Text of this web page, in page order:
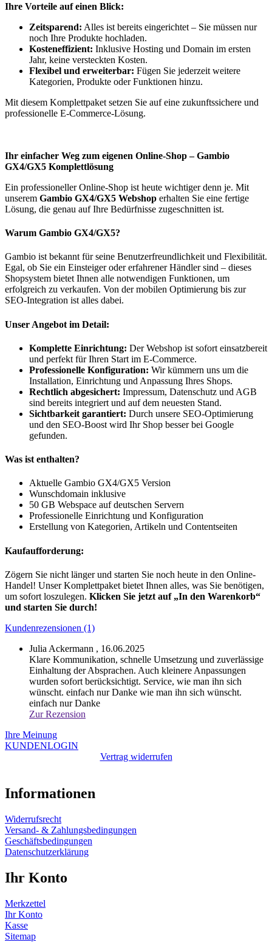
Ihre Vorteile auf einen Blick:
Zeitsparend: Alles ist bereits eingerichtet – Sie müssen nur
noch Ihre Produkte hochladen.
Kosteneffizient: Inklusive Hosting und Domain im ersten
Jahr, keine versteckten Kosten.
Flexibel und erweiterbar: Fügen Sie jederzeit weitere
Kategorien, Produkte oder Funktionen hinzu.
Mit diesem Komplettpaket setzen Sie auf eine zukunftssichere und
professionelle E-Commerce-Lösung.
Ihr einfacher Weg zum eigenen Online-Shop – Gambio
GX4/GX5 Komplettlösung
Ein professioneller Online-Shop ist heute wichtiger denn je. Mit
unserem Gambio GX4/GX5 Webshop erhalten Sie eine fertige
Lösung, die genau auf Ihre Bedürfnisse zugeschnitten ist.
Warum Gambio GX4/GX5?
Gambio ist bekannt für seine Benutzerfreundlichkeit und Flexibilität.
Egal, ob Sie ein Einsteiger oder erfahrener Händler sind – dieses
Shopsystem bietet Ihnen alle notwendigen Funktionen, um
erfolgreich zu verkaufen. Von der mobilen Optimierung bis zur
SEO-Integration ist alles dabei.
Unser Angebot im Detail:
Komplette Einrichtung: Der Webshop ist sofort einsatzbereit
und perfekt für Ihren Start im E-Commerce.
Professionelle Konfiguration: Wir kümmern uns um die
Installation, Einrichtung und Anpassung Ihres Shops.
Rechtlich abgesichert: Impressum, Datenschutz und AGB
sind bereits integriert und auf dem neuesten Stand.
Sichtbarkeit garantiert: Durch unsere SEO-Optimierung
und den SEO-Boost wird Ihr Shop besser bei Google
gefunden.
Was ist enthalten?
Aktuelle Gambio GX4/GX5 Version
Wunschdomain inklusive
50 GB Webspace auf deutschen Servern
Professionelle Einrichtung und Konfiguration
Erstellung von Kategorien, Artikeln und Contentseiten
Kaufaufforderung:
Zögern Sie nicht länger und starten Sie noch heute in den Online-
Handel! Unser Komplettpaket bietet Ihnen alles, was Sie benötigen,
um sofort loszulegen. Klicken Sie jetzt auf „In den Warenkorb“
und starten Sie durch!
Kundenrezensionen (1)
Julia Ackermann , 16.06.2025
Klare Kommunikation, schnelle Umsetzung und zuverlässige
Einhaltung der Absprachen. Auch kleinere Anpassungen
wurden sofort berücksichtigt. Service, wie man ihn sich
wünscht. einfach nur Danke wie man ihn sich wünscht.
einfach nur Danke
Zur Rezension
Ihre Meinung
KUNDENLOGIN
Vertrag widerrufen
Informationen
Widerrufsrecht
Versand- & Zahlungsbedingungen
Geschäftsbedingungen
Datenschutzerklärung
Ihr Konto
Merkzettel
Ihr Konto
Kasse
Sitemap